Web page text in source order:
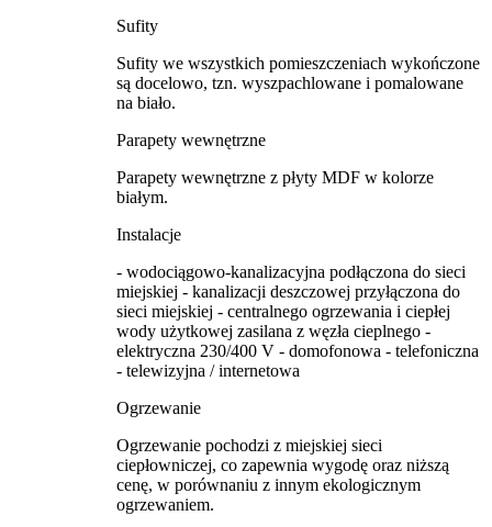
Sufity
Sufity we wszystkich pomieszczeniach wykończone
są docelowo, tzn. wyszpachlowane i pomalowane
na biało.
Parapety wewnętrzne
Parapety wewnętrzne z płyty MDF w kolorze
białym.
Instalacje
- wodociągowo-kanalizacyjna podłączona do sieci
miejskiej - kanalizacji deszczowej przyłączona do
sieci miejskiej - centralnego ogrzewania i ciepłej
wody użytkowej zasilana z węzła cieplnego -
elektryczna 230/400 V - domofonowa - telefoniczna
- telewizyjna / internetowa
Ogrzewanie
Ogrzewanie pochodzi z miejskiej sieci
ciepłowniczej, co zapewnia wygodę oraz niższą
cenę, w porównaniu z innym ekologicznym
ogrzewaniem.